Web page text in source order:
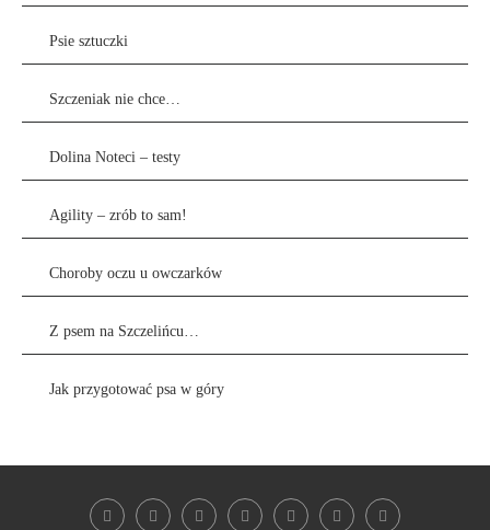
Psie sztuczki
Szczeniak nie chce…
Dolina Noteci – testy
Agility – zrób to sam!
Choroby oczu u owczarków
Z psem na Szczelińcu…
Jak przygotować psa w góry